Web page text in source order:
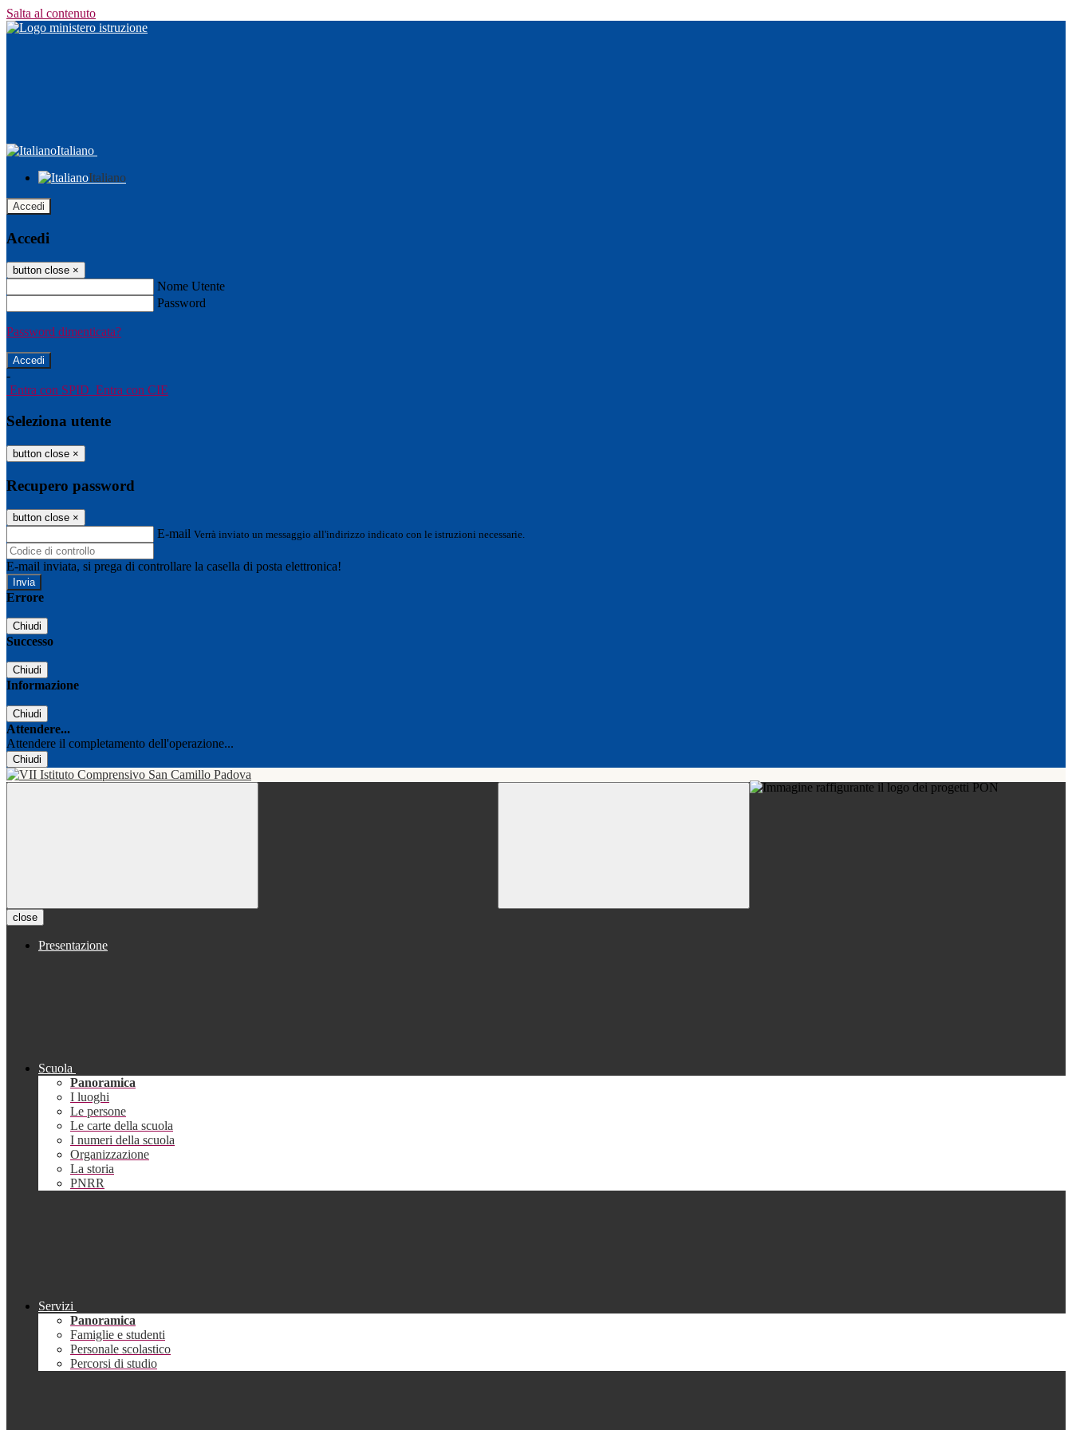
Salta al contenuto
Italiano
Italiano
Accedi
Accedi
button close ×
Nome Utente
Password
Password dimenticata?
-
Entra con SPID Entra con CIE
Seleziona utente
button close ×
Recupero password
button close ×
E-mail Verrà inviato un messaggio all'indirizzo indicato con le istruzioni necessarie.
E-mail inviata, si prega di controllare la casella di posta elettronica!
Errore
Chiudi
Successo
Chiudi
Informazione
Chiudi
Attendere...
Attendere il completamento dell'operazione...
Chiudi
close
Presentazione
Scuola
Panoramica
I luoghi
Le persone
Le carte della scuola
I numeri della scuola
Organizzazione
La storia
PNRR
Servizi
Panoramica
Famiglie e studenti
Personale scolastico
Percorsi di studio